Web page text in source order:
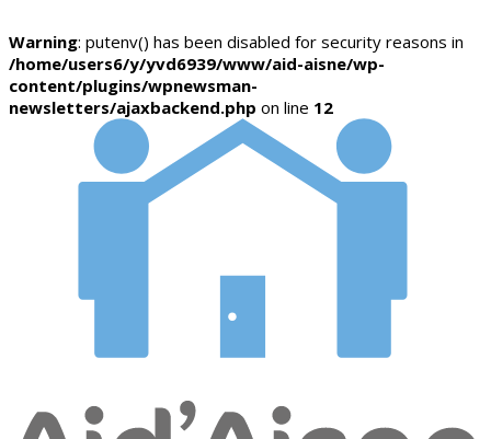
Warning: putenv() has been disabled for security reasons in
/home/users6/y/yvd6939/www/aid-aisne/wp-
content/plugins/wpnewsman-
newsletters/ajaxbackend.php on line 12